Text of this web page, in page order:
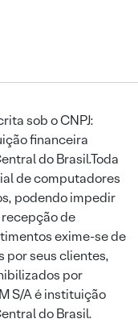
sob o CNPJ:
financeira
do Brasil.Toda
de computadores
podendo impedir
de
exime-se de
por seus clientes,
por
S/A é instituição
do Brasil.